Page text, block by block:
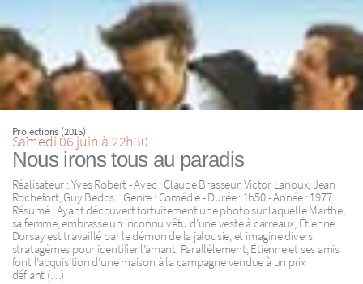
Projections (2015)
Samedi 06 juin à 22h30
Nous irons tous au paradis
Réalisateur : Yves Robert - Avec : Claude Brasseur, Victor Lanoux, Jean
Rochefort, Guy Bedos... Genre : Comédie - Durée : 1h50 - Année : 1977
Résumé : Ayant découvert fortuitement une photo sur laquelle Marthe,
sa femme, embrasse un inconnu vêtu d’une veste à carreaux, Étienne
Dorsay est travaillé par le démon de la jalousie, et imagine divers
stratagèmes pour identifier l’amant. Parallèlement, Étienne et ses amis
font l’acquisition d’une maison à la campagne vendue à un prix
défiant (…)